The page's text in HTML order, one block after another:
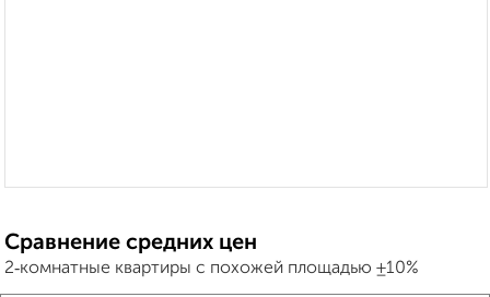
Сравнение средних цен
2‑комнатные квартиры с похожей площадью ±10%